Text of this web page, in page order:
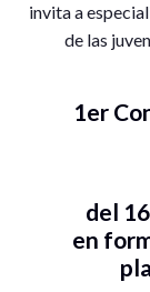
invita a
de las
1er
del
en